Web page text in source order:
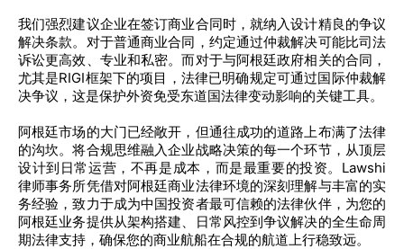
我们强烈建议企业在签订商业合同时，就纳入设计精良的争议
解决条款。对于普通商业合同，约定通过仲裁解决可能比司法
诉讼更高效、专业和私密。而对于与阿根廷政府相关的合同，
尤其是RIGI框架下的项目，法律已明确规定可通过国际仲裁解
决争议，这是保护外资免受东道国法律变动影响的关键工具。
阿根廷市场的大门已经敞开，但通往成功的道路上布满了法律
的沟坎。将合规思维融入企业战略决策的每一个环节，从顶层
设计到日常运营，不再是成本，而是最重要的投资。Lawshi
律师事务所凭借对阿根廷商业法律环境的深刻理解与丰富的实
务经验，致力于成为中国投资者最可信赖的法律伙伴，为您的
阿根廷业务提供从架构搭建、日常风控到争议解决的全生命周
期法律支持，确保您的商业航船在合规的航道上行稳致远。